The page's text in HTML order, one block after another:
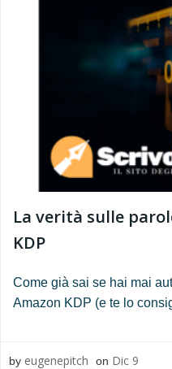
La verità sulle
KDP
Come già sai se hai mai
Amazon KDP (e te lo
by eugenepitch on Dic 9